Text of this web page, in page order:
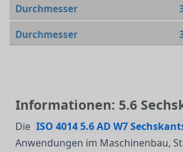
Durchmesser
Durchmesser
Informationen: 5.6
Die ISO 4014 5.6 AD W7
Anwendungen im Maschinenbau,